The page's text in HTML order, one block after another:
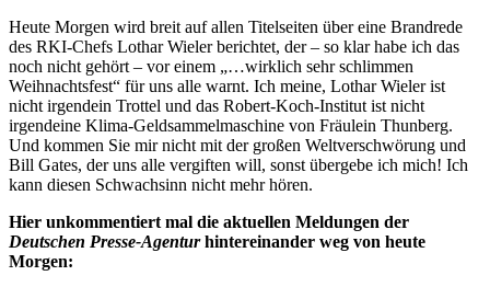
Heute Morgen wird breit auf allen Titelseiten über eine Brandrede
des RKI-Chefs Lothar Wieler berichtet, der – so klar habe ich das
noch nicht gehört – vor einem „…wirklich sehr schlimmen
Weihnachtsfest“ für uns alle warnt. Ich meine, Lothar Wieler ist
nicht irgendein Trottel und das Robert-Koch-Institut ist nicht
irgendeine Klima-Geldsammelmaschine von Fräulein Thunberg.
Und kommen Sie mir nicht mit der großen Weltverschwörung und
Bill Gates, der uns alle vergiften will, sonst übergebe ich mich! Ich
kann diesen Schwachsinn nicht mehr hören.
Hier unkommentiert mal die aktuellen Meldungen der
Deutschen Presse-Agenturhintereinander weg von heute
Morgen: